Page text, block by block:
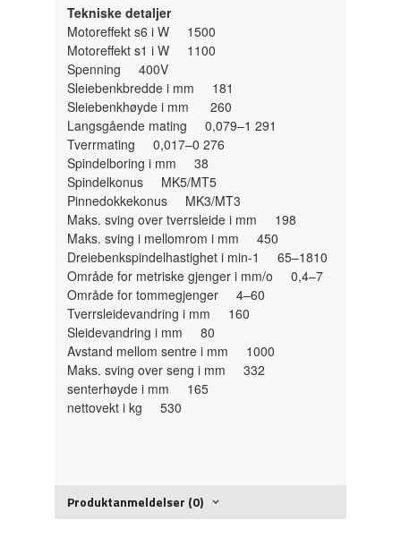
Tekniske detaljer
Motoreffekt s6 i W 1500
Motoreffekt s1 i W 1100
Spenning 400V
Sleiebenkbredde i mm 181
Sleiebenkhøyde i mm 260
Langsgående mating 0,079–1 291
Tverrmating 0,017–0 276
Spindelboring i mm 38
Spindelkonus MK5/MT5
Pinnedokkekonus MK3/MT3
Maks. sving over tverrsleide i mm 198
Maks. sving i mellomrom i mm 450
Dreiebenkspindelhastighet i min-1 65–1810
Område for metriske gjenger i mm/o 0,4–7
Område for tommegjenger 4–60
Tverrsleidevandring i mm 160
Sleidevandring i mm 80
Avstand mellom sentre i mm 1000
Maks. sving over seng i mm 332
senterhøyde i mm 165
nettovekt i kg 530
Produktanmeldelser (0)